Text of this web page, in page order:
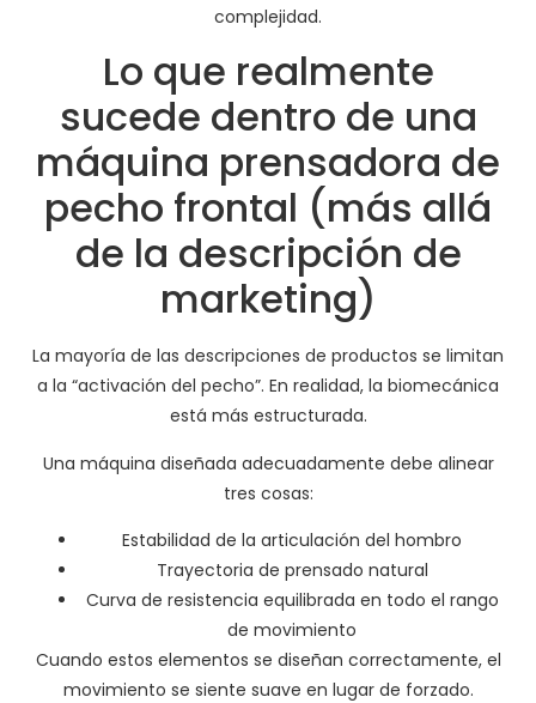
complejidad.
Lo que realmente
sucede dentro de una
máquina prensadora de
pecho frontal (más allá
de la descripción de
marketing)
La mayoría de las descripciones de productos se limitan
a la “activación del pecho”. En realidad, la biomecánica
está más estructurada.
Una máquina diseñada adecuadamente debe alinear
tres cosas:
Estabilidad de la articulación del hombro
Trayectoria de prensado natural
Curva de resistencia equilibrada en todo el rango
de movimiento
Cuando estos elementos se diseñan correctamente, el
movimiento se siente suave en lugar de forzado.